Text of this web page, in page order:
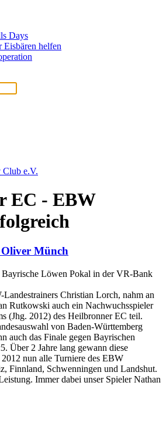
EC - EBW
Münch
Löwen Pokal in der VR-Bank
Christian Lorch, nahm an
Rutkowski auch ein Nachwuchsspieler
(Jhg. 2012) des Heilbronner EC teil.
von Baden-Württemberg
auch das Finale gegen Bayrischen
Über 2 Jahre lang gewann diese
nun alle Turniere des EBW
Finnland, Schwenningen und Landshut.
Immer dabei unser Spieler Nathan